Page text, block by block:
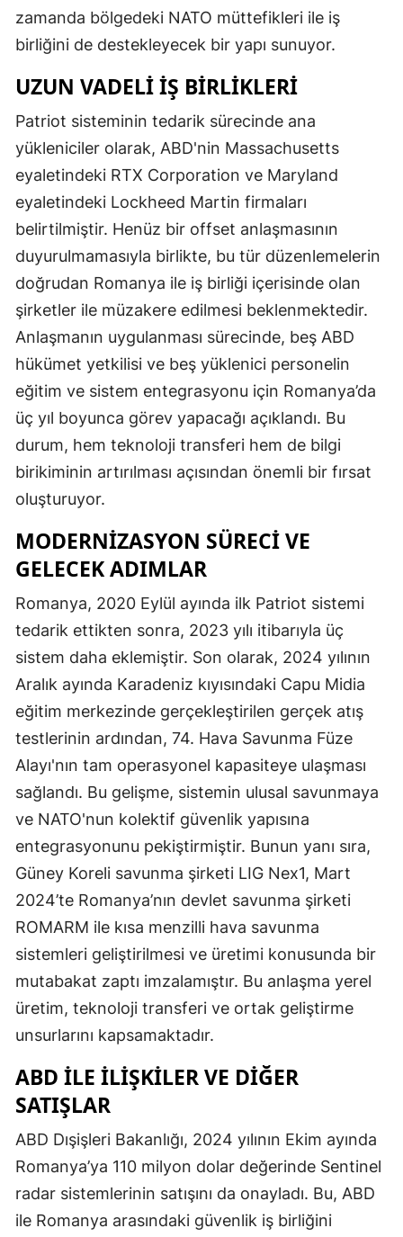
zamanda bölgedeki NATO müttefikleri ile iş
birliğini de destekleyecek bir yapı sunuyor.
UZUN VADELI İŞ BIRLIKLERI
Patriot sisteminin tedarik sürecinde ana
yükleniciler olarak, ABD'nin Massachusetts
eyaletindeki RTX Corporation ve Maryland
eyaletindeki Lockheed Martin firmaları
belirtilmiştir. Henüz bir offset anlaşmasının
duyurulmamasıyla birlikte, bu tür düzenlemelerin
doğrudan Romanya ile iş birliği içerisinde olan
şirketler ile müzakere edilmesi beklenmektedir.
Anlaşmanın uygulanması sürecinde, beş ABD
hükümet yetkilisi ve beş yüklenici personelin
eğitim ve sistem entegrasyonu için Romanya’da
üç yıl boyunca görev yapacağı açıklandı. Bu
durum, hem teknoloji transferi hem de bilgi
birikiminin artırılması açısından önemli bir fırsat
oluşturuyor.
MODERNIZASYON SÜRECI VE
GELECEK ADIMLAR
Romanya, 2020 Eylül ayında ilk Patriot sistemi
tedarik ettikten sonra, 2023 yılı itibarıyla üç
sistem daha eklemiştir. Son olarak, 2024 yılının
Aralık ayında Karadeniz kıyısındaki Capu Midia
eğitim merkezinde gerçekleştirilen gerçek atış
testlerinin ardından, 74. Hava Savunma Füze
Alayı'nın tam operasyonel kapasiteye ulaşması
sağlandı. Bu gelişme, sistemin ulusal savunmaya
ve NATO'nun kolektif güvenlik yapısına
entegrasyonunu pekiştirmiştir. Bunun yanı sıra,
Güney Koreli savunma şirketi LIG Nex1, Mart
2024’te Romanya’nın devlet savunma şirketi
ROMARM ile kısa menzilli hava savunma
sistemleri geliştirilmesi ve üretimi konusunda bir
mutabakat zaptı imzalamıştır. Bu anlaşma yerel
üretim, teknoloji transferi ve ortak geliştirme
unsurlarını kapsamaktadır.
ABD ILE İLIŞKILER VE DIĞER
SATIŞLAR
ABD Dışişleri Bakanlığı, 2024 yılının Ekim ayında
Romanya’ya 110 milyon dolar değerinde Sentinel
radar sistemlerinin satışını da onayladı. Bu, ABD
ile Romanya arasındaki güvenlik iş birliğini